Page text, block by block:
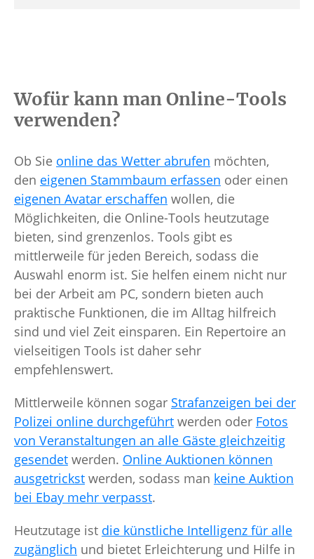
Wofür kann man Online-Tools
verwenden?
Ob Sie online das Wetter abrufen möchten,
den eigenen Stammbaum erfassen oder einen
eigenen Avatar erschaffen wollen, die
Möglichkeiten, die Online-Tools heutzutage
bieten, sind grenzenlos. Tools gibt es
mittlerweile für jeden Bereich, sodass die
Auswahl enorm ist. Sie helfen einem nicht nur
bei der Arbeit am PC, sondern bieten auch
praktische Funktionen, die im Alltag hilfreich
sind und viel Zeit einsparen. Ein Repertoire an
vielseitigen Tools ist daher sehr
empfehlenswert.
Mittlerweile können sogar Strafanzeigen bei der
Polizei online durchgeführt werden oder Fotos
von Veranstaltungen an alle Gäste gleichzeitig
gesendet werden. Online Auktionen können
ausgetrickst werden, sodass man keine Auktion
bei Ebay mehr verpasst.
Heutzutage ist die künstliche Intelligenz für alle
zugänglich und bietet Erleichterung und Hilfe in